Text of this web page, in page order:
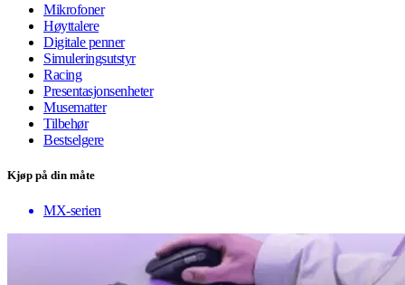
Mikrofoner
Høyttalere
Digitale penner
Simuleringsutstyr
Racing
Presentasjonsenheter
Musematter
Tilbehør
Bestselgere
Kjøp på din måte
MX-serien